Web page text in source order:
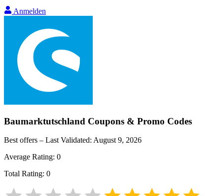
Anmelden
Baumarktutschland Coupons & Promo Codes
Best offers – Last Validated: August 9, 2026
Average Rating: 0
Total Rating: 0